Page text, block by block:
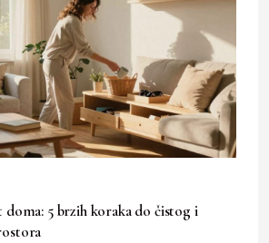
5 brzih koraka do čistog i